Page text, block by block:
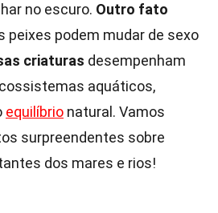
no escuro. Outro fato
peixes podem mudar de sexo
criaturas desempenham
aquáticos,
equilíbrio natural. Vamos
surpreendentes sobre
dos mares e rios!